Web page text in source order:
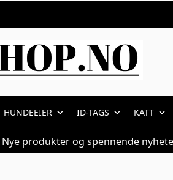
HUNDEEIER ID-TAGS KATT
produkter og spennende